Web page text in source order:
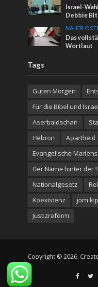
Israel-
Debbie
NAHER
Das
Wortlaut
Tags
Guten Morgen
Für die Bibel und
Aserbaidschan
Hebron
Apartheid
Evangelische
Der Name hinter der
Nationalgesetz
Koexistenz
jom
Justizreform
Copyright © 2026.